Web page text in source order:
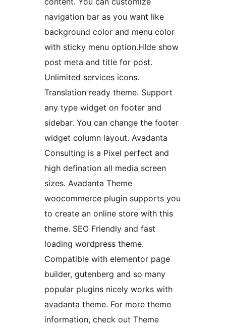
navigation bar as you want like
background color and menu color
with sticky menu option.HIde show
post meta and title for post.
Unlimited services icons.
Translation ready theme. Support
any type widget on footer and
sidebar. You can change the footer
widget column layout. Avadanta
Consulting is a Pixel perfect and
high defination all media screen
sizes. Avadanta Theme
woocommerce plugin supports you
to create an online store with this
theme. SEO Friendly and fast
loading wordpress theme.
Compatible with elementor page
builder, gutenberg and so many
popular plugins nicely works with
avadanta theme. For more theme
information, check out Theme